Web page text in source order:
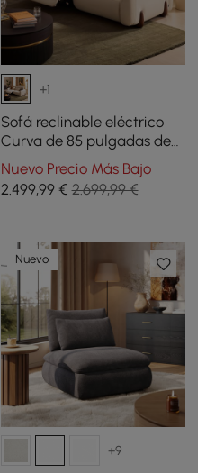
+1
Sofá reclinable eléctrico
Curva de 85 pulgadas de
cuero genuino con
reposacabezas ajustable
Nuevo Precio Más Bajo
2.499,99€ 2.699,99 €
Nuevo
+9